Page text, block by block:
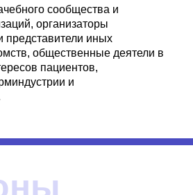
сообщества и
организаторы
представители иных
общественные деятели в
пациентов,
и